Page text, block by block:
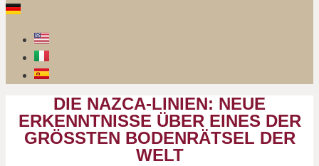
DIE NAZCA-LINIEN: NEUE
ERKENNTNISSE ÜBER EINES DER
GRÖSSTEN BODENRÄTSEL DER W
ELT